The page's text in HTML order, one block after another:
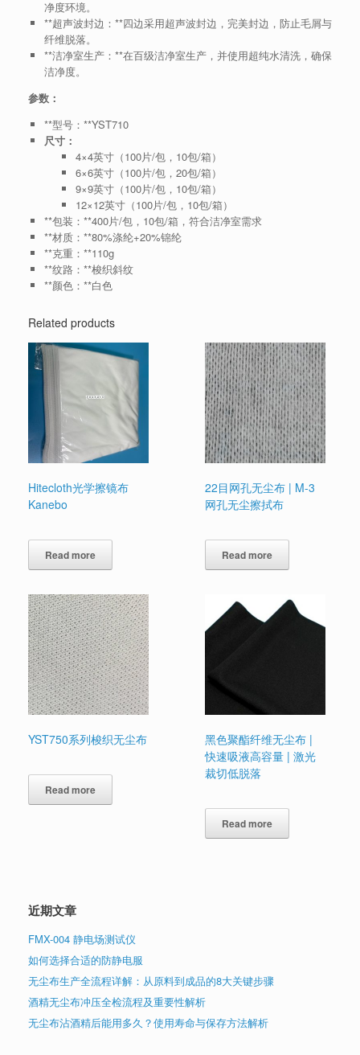
净度环境。
**超声波封边：**四边采用超声波封边，完美封边，防止毛屑与
纤维脱落。
**洁净室生产：**在百级洁净室生产，并使用超纯水清洗，确保
洁净度。
参数：
**型号：**YST710
尺寸：
4×4英寸（100片/包，10包/箱）
6×6英寸（100片/包，20包/箱）
9×9英寸（100片/包，10包/箱）
12×12英寸（100片/包，10包/箱）
**包装：**400片/包，10包/箱，符合洁净室需求
**材质：**80%涤纶+20%锦纶
**克重：**110g
**纹路：**梭织斜纹
**颜色：**白色
Related products
Hitecloth光学擦镜布
Kanebo
Read more
22目网孔无尘布 | M-3
网孔无尘擦拭布
Read more
YST750系列梭织无尘布
Read more
黑色聚酯纤维无尘布 |
快速吸液高容量 | 激光
裁切低脱落
Read more
近期文章
FMX-004 静电场测试仪
如何选择合适的防静电服
无尘布生产全流程详解：从原料到成品的8大关键步骤
酒精无尘布冲压全检流程及重要性解析
无尘布沾酒精后能用多久？使用寿命与保存方法解析